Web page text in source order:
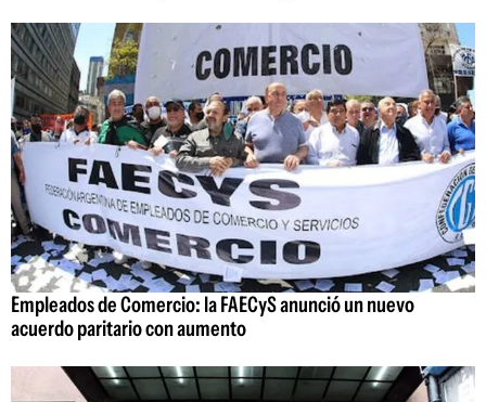
Empleados de Comercio: la FAECyS anunció un nuevo
acuerdo paritario con aumento